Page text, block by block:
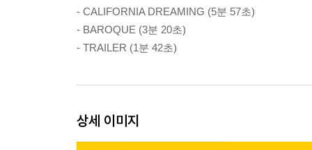
- CALIFORNIA DREAMING (5분 57초)
- BAROQUE (3분 20초)
- TRAILER (1분 42초)
상세 이미지